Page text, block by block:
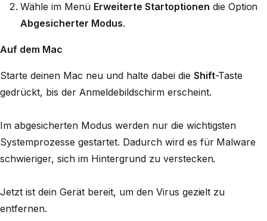
Wähle im Menü Erweiterte Startoptionen die Option
Abgesicherter Modus.
Auf dem Mac
Starte deinen Mac neu und halte dabei die Shift-Taste
gedrückt, bis der Anmeldebildschirm erscheint.
Im abgesicherten Modus werden nur die wichtigsten
Systemprozesse gestartet. Dadurch wird es für Malware
schwieriger, sich im Hintergrund zu verstecken.
Jetzt ist dein Gerät bereit, um den Virus gezielt zu
entfernen.